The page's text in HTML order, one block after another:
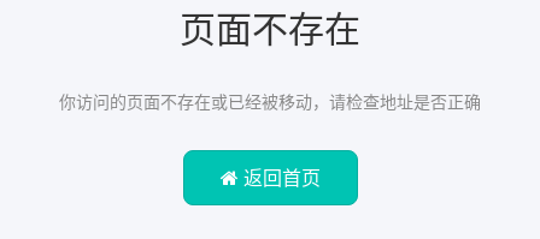
页面不存在
你访问的页面不存在或已经被移动，请检查地址是否正确
返回首页